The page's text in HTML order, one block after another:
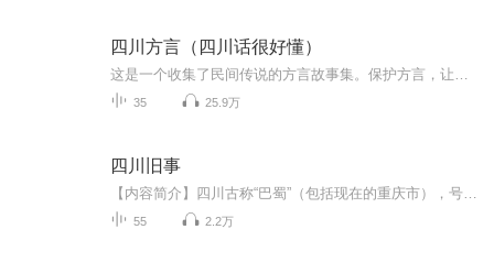
四川方言（四川话很好懂）
35 25.9万
四川旧事
55 2.2万